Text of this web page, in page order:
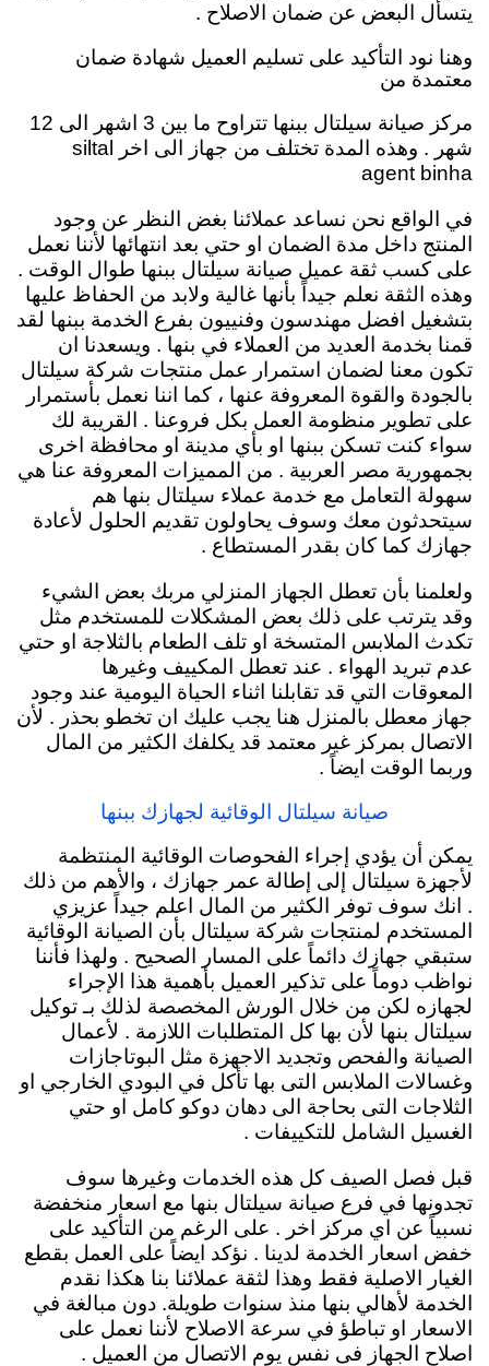
يتسأل البعض عن ضمان الاصلاح .
وهنا نود التأكيد على تسليم العميل شهادة ضمان
معتمدة من
مركز صيانة سيلتال ببنها تتراوح ما بين 3 اشهر الى 12
شهر . وهذه المدة تختلف من جهاز الى اخر siltal
agent binha
في الواقع نحن نساعد عملائنا بغض النظر عن وجود
المنتج داخل مدة الضمان او حتي بعد انتهائها لأننا نعمل
على كسب ثقة عميل صيانة سيلتال ببنها طوال الوقت .
وهذه الثقة نعلم جيداً بأنها غالية ولابد من الحفاظ عليها
بتشغيل افضل مهندسون وفنييون بفرع الخدمة ببنها لقد
قمنا بخدمة العديد من العملاء في بنها . ويسعدنا ان
تكون معنا لضمان استمرار عمل منتجات شركة سيلتال
بالجودة والقوة المعروفة عنها ، كما اننا نعمل بأستمرار
على تطوير منظومة العمل بكل فروعنا . القريبة لك
سواء كنت تسكن ببنها او بأي مدينة او محافظة اخرى
بجمهورية مصر العربية . من المميزات المعروفة عنا هي
سهولة التعامل مع خدمة عملاء سيلتال بنها هم
سيتحدثون معك وسوف يحاولون تقديم الحلول لأعادة
جهازك كما كان بقدر المستطاع .
ولعلمنا بأن تعطل الجهاز المنزلي مربك بعض الشيء
وقد يترتب على ذلك بعض المشكلات للمستخدم مثل
تكدث الملابس المتسخة او تلف الطعام بالثلاجة او حتي
عدم تبريد الهواء . عند تعطل المكييف وغيرها
المعوقات التي قد تقابلنا اثناء الحياة اليومية عند وجود
جهاز معطل بالمنزل هنا يجب عليك ان تخطو بحذر . لأن
الاتصال بمركز غير معتمد قد يكلفك الكثير من المال
وربما الوقت ايضاً .
صيانة سيلتال الوقائية لجهازك ببنها
يمكن أن يؤدي إجراء الفحوصات الوقائية المنتظمة
لأجهزة سيلتال إلى إطالة عمر جهازك ، والأهم من ذلك
. انك سوف توفر الكثير من المال اعلم جيداً عزيزي
المستخدم لمنتجات شركة سيلتال بأن الصيانة الوقائية
ستبقي جهازك دائماً على المسار الصحيح . ولهذا فأننا
نواظب دوماً على تذكير العميل بأهمية هذا الإجراء
لجهازه لكن من خلال الورش المخصصة لذلك بـ توكيل
سيلتال بنها لأن بها كل المتطلبات اللازمة . لأعمال
الصيانة والفحص وتجديد الاجهزة مثل البوتاجازات
وغسالات الملابس التى بها تأكل في البودي الخارجي او
الثلاجات التى بحاجة الى دهان دوكو كامل او حتي
الغسيل الشامل للتكييفات .
قبل فصل الصيف كل هذه الخدمات وغيرها سوف
تجدونها في فرع صيانة سيلتال بنها مع اسعار منخفضة
نسبياً عن اي مركز اخر . على الرغم من التأكيد على
خفض اسعار الخدمة لدينا . نؤكد ايضاً على العمل بقطع
الغيار الاصلية فقط وهذا لثقة عملائنا بنا هكذا نقدم
الخدمة لأهالي بنها منذ سنوات طويلة. دون مبالغة في
الاسعار او تباطؤ في سرعة الاصلاح لأننا نعمل على
اصلاح الجهاز فى نفس يوم الاتصال من العميل .